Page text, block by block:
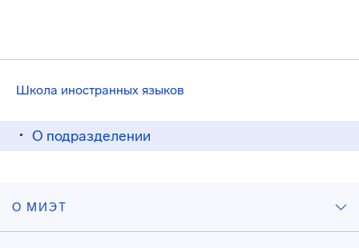
Школа иностранных языков
О подразделении
О МИЭТ